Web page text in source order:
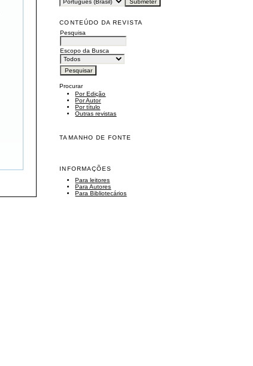
CONTEÚDO DA REVISTA
Pesquisa
Escopo da Busca
Procurar
Por Edição
Por Autor
Por título
Outras revistas
TAMANHO DE FONTE
INFORMAÇÕES
Para leitores
Para Autores
Para Bibliotecários